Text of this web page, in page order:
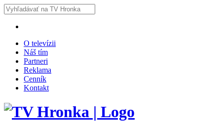
O televízii
Náš tím
Partneri
Reklama
Cenník
Kontakt